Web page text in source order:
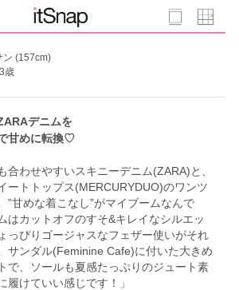
ン (157cm)
歳
デニムを
甘めに転換♡
合わせやすいスキニーデニム(ZARA)と、
ートトップス(MERCURYDUO)のワンツ
甘めな着こなし”がマイブームなんで
はカットオフのすそ&キレイなシルエッ
っぴりゴージャスなフェザー使いがそれ
サンダル(Feminine Cafe)に付いた大きめ
で、ソールも夏感たっぷりのジュート素
履けていい感じです！」